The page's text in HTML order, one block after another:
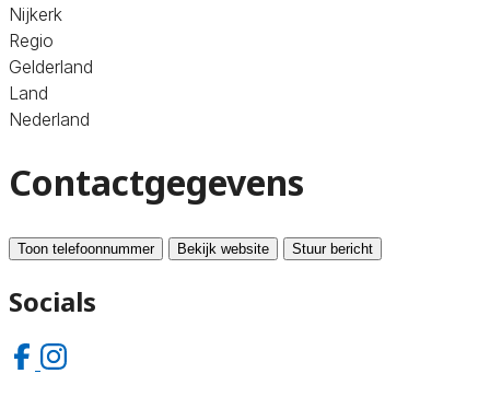
Nijkerk
Regio
Gelderland
Land
Nederland
Contactgegevens
Toon telefoonnummer Bekijk website Stuur bericht
Socials